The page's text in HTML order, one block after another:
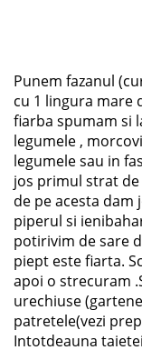
Punem fazanul
cu 1 lingura mare
fiarba spumam si
legumele ,
legumele sau in
jos primul strat
de pe acesta dam
piperul si
potirivim de sare
piept este fiarta.
apoi o strecuram
urechiuse
patretele(vezi
Intotdeauna